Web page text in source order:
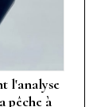
l'analyse
pêche à